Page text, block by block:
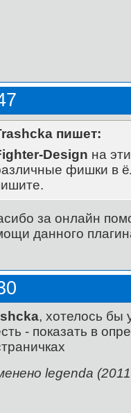
пишет:
Design на
фишки в
за онлайн
данного
, хотелось бы
- показать в
legenda